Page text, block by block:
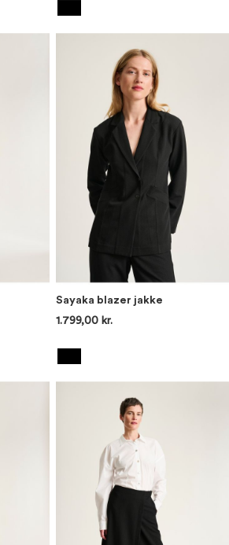
Sayaka blazer jakke
1.799,00 kr.